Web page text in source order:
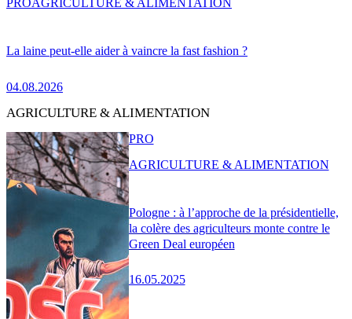
La laine peut-elle aider à vaincre la fast fashion ?
04.08.2026
PROAGRICULTURE & ALIMENTATION
AGRICULTURE & ALIMENTATION
Pologne : à l’approche de la présidentielle,
la colère des agriculteurs monte contre le
Green Deal européen
16.05.2025
PRO
AGRICULTURE & ALIMENTATION